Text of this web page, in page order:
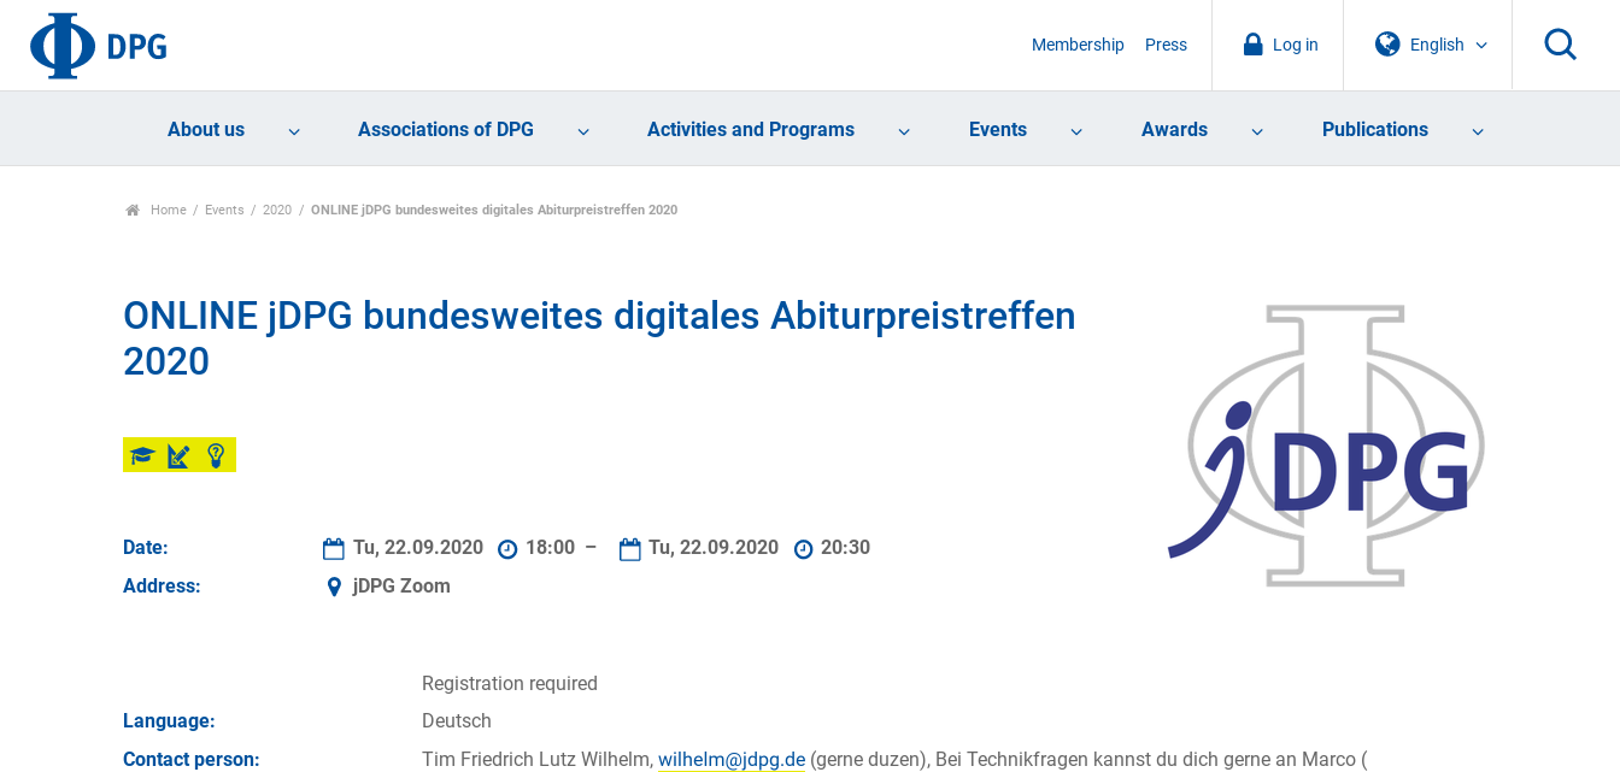
English
Log in
Membership Press
About us Associations of DPG Activities and Programs Events Awards Publications
Home Events 2020 ONLINE jDPG bundesweites digitales Abiturpreistreffen 2020
ONLINE jDPG bundesweites digitales Abiturpreistreffen
2020
Date: Tu, 22.09.2020 18:00 – Tu, 22.09.2020
20:30
Address:
jDPG Zoom
Registration required
Language:
Deutsch
Contact person:
Tim Friedrich Lutz Wilhelm,
(gerne duzen), Bei Technikfragen kannst du dich gerne an Marco (